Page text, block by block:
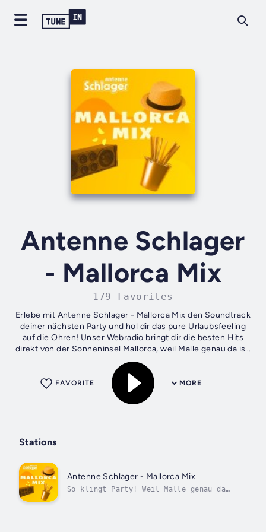
Antenne Schlager
- Mallorca Mix
179 Favorites
Erlebe mit Antenne Schlager - Mallorca Mix den Soundtrack
deiner nächsten Party und hol dir das pure Urlaubsfeeling
auf die Ohren! Unser Webradio bringt dir die besten Hits
direkt von der Sonneninsel Mallorca, weil Malle genau da ist,
wo ihr seid. So...
MORE
FAVORITE
Stations
Antenne Schlager - Mallorca Mix
So klingt Party! Weil Malle genau da